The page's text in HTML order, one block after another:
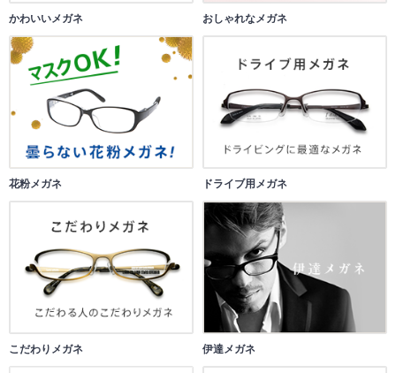
かわいいメガネ おしゃれなメガネ
花粉メガネ ドライブ用メガネ
こだわりメガネ 伊達メガネ